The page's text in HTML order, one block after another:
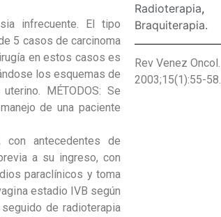
infrecuente. El tipo
5 casos de carcinoma
en estos casos es
los esquemas de
MÉTODOS: Se
de una paciente
antecedentes de
a su ingreso, con
paraclínicos y toma
estadio IVB según
de radioterapia
Radioterapia,
Braquiterapia.
Rev Venez Oncol.
2003;15(1):55-58.